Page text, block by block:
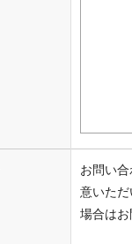
お問い
意いた
場合は